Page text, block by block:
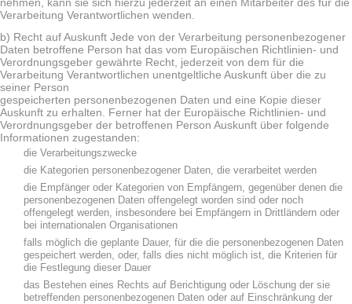
Verarbeitung Verantwortlichen wenden.
b) Recht auf Auskunft Jede von der Verarbeitung personenbezogener
Daten betroffene Person hat das vom Europäischen Richtlinien- und
Verordnungsgeber gewährte Recht, jederzeit von dem für die
Verarbeitung Verantwortlichen unentgeltliche Auskunft über die zu
seiner Person
gespeicherten personenbezogenen Daten und eine Kopie dieser
Auskunft zu erhalten. Ferner hat der Europäische Richtlinien- und
Verordnungsgeber der betroffenen Person Auskunft über folgende
Informationen zugestanden:
die Verarbeitungszwecke
die Kategorien personenbezogener Daten, die verarbeitet werden
die Empfänger oder Kategorien von Empfängern, gegenüber denen die
personenbezogenen Daten offengelegt worden sind oder noch
offengelegt werden, insbesondere bei Empfängern in Drittländern oder
bei internationalen Organisationen
falls möglich die geplante Dauer, für die die personenbezogenen Daten
gespeichert werden, oder, falls dies nicht möglich ist, die Kriterien für
die Festlegung dieser Dauer
das Bestehen eines Rechts auf Berichtigung oder Löschung der sie
betreffenden personenbezogenen Daten oder auf Einschränkung der